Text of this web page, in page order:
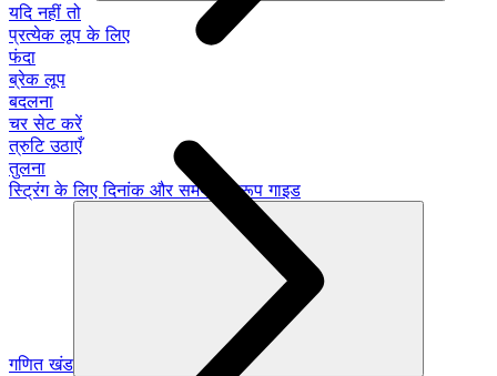
यदि नहीं तो
प्रत्येक लूप के लिए
फंदा
ब्रेक लूप
बदलना
चर सेट करें
त्रुटि उठाएँ
तुलना
स्ट्रिंग के लिए दिनांक और समय: प्रारूप गाइड
गणित खंड